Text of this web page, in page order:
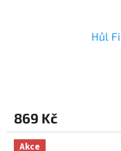
Hůl
869 Kč
Akce